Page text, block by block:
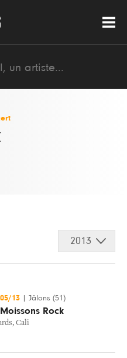
2013
13 Jâlons (51)
Rock
, Cali